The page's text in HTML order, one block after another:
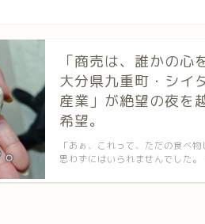
「商売は、誰かの
大分県九重町・シイ
産業」が絶望の夜を
希望。
「あぁ、これって、ただの食べ
思わずにはいられませんでした